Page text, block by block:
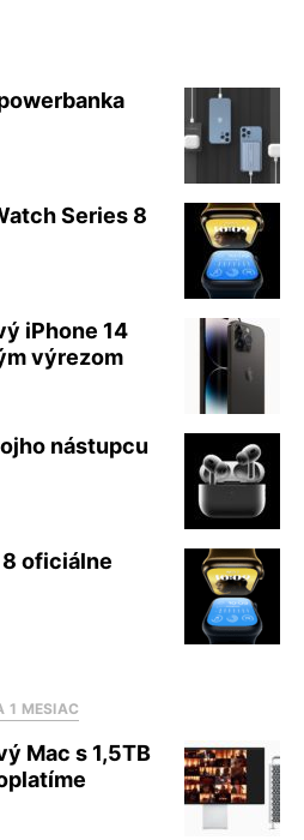
Series 8
iPhone 14
výrezom
nástupcu
oficiálne
1 MESIAC
Mac s 1,5TB